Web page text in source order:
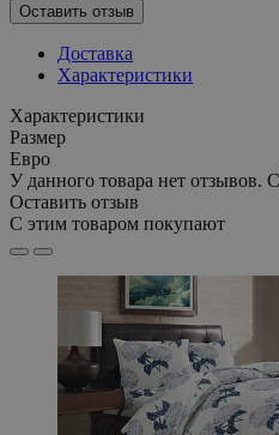
Оставить отзыв
Доставка
Характеристики
Характеристики
Размер
Евро
У данного товара нет отзывов.
Оставить отзыв
С этим товаром покупают